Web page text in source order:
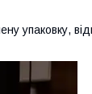
упаковку,